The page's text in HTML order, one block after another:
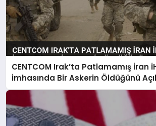
CENTCOM Irak’ta Patlamamış İran
İmhasında Bir Askerin Öldüğünü